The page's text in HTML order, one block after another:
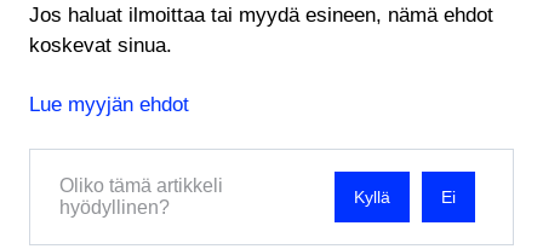
Jos haluat ilmoittaa tai myydä esineen, nämä ehdot
koskevat sinua.
Lue myyjän ehdot
Oliko tämä artikkeli
hyödyllinen?
Ei